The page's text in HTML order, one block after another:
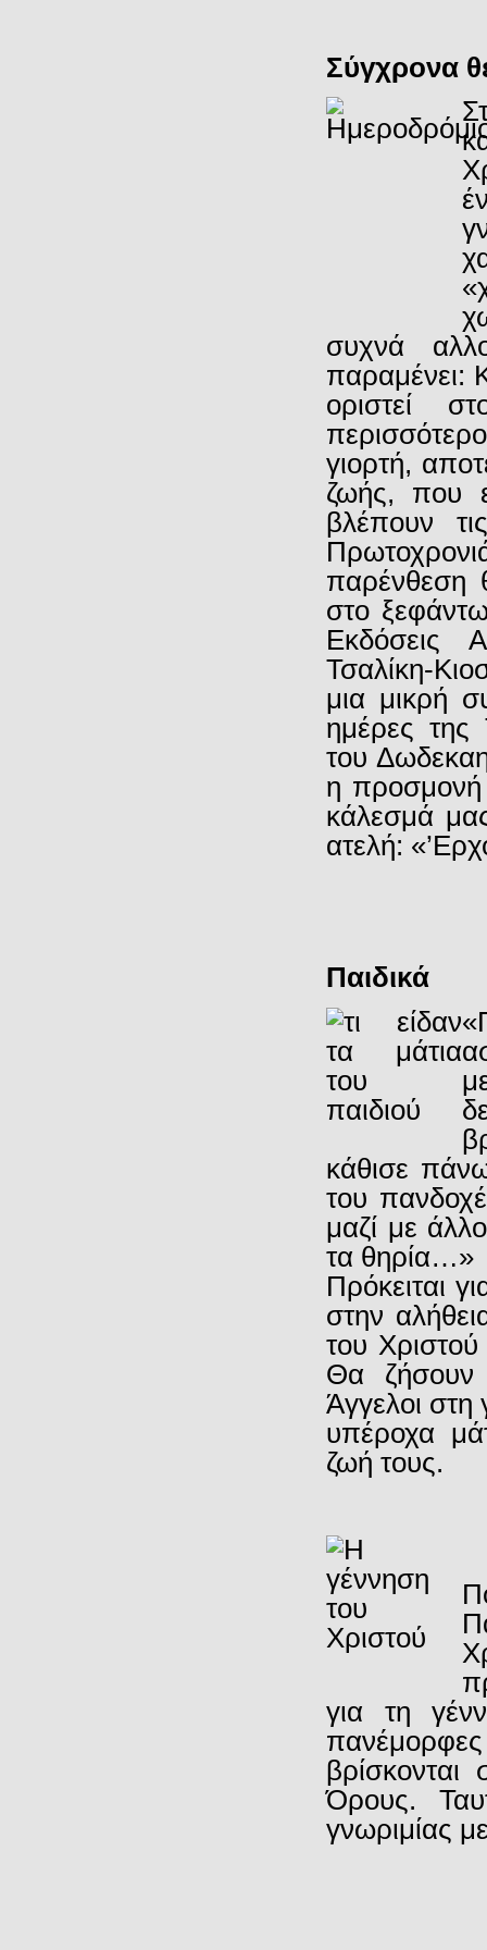
Σύγχρονα
συχνά
παραμένει:
οριστεί
γιορτή,
ζωής, που
βλέπουν
παρένθεση
στο
Εκδόσεις
Τσαλίκη-
μια μικρή
ημέρες της
του
η προσμονή
κάλεσμά
ατελή:
Παιδικά
κάθισε
του
μαζί με
τα θηρία…»
Πρόκειται
στην
του
Θα ζήσουν
Άγγελοι
υπέροχα
ζωή τους.
για τη
Όρους.
γνωριμίας